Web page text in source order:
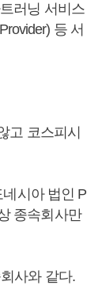
러닝 서비스
등 서
고 코스피시
시아 법인 P
종속회사만
사와 같다.